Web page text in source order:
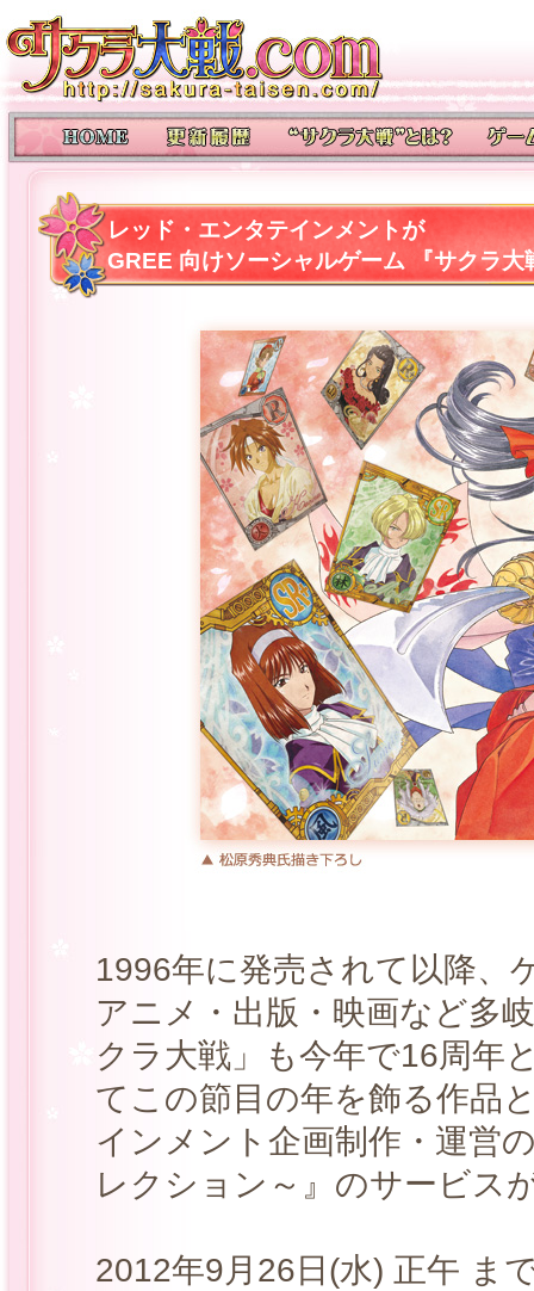
レッド・エンタテインメントが
GREE 向けソーシャルゲーム 『サクラ
1996年に発売されて以降、
アニメ・出版・映画など多
クラ大戦」も今年で16周年
てこの節目の年を飾る作品
インメント企画制作・運営
レクション～』のサービス
2012年9月26日(水) 正午 ま